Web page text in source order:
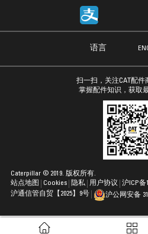
语言
扫一扫，关注CAT配件
掌握配件知识，获取
站点地图 Cookies 隐私 用户协议
Caterpillar © 2019. 版权所有.
沪ICP备
沪通信管自贸【2025】9号
沪公网安备